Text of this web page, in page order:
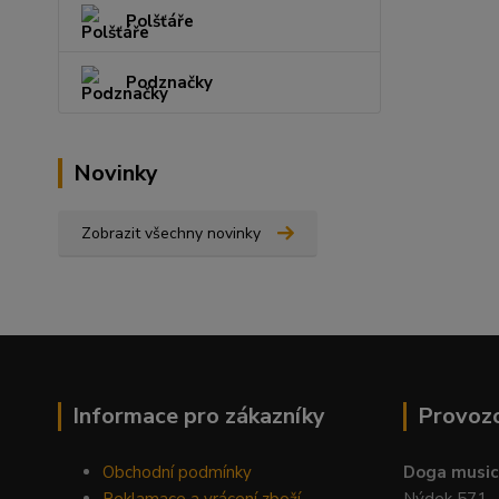
Polšťáře
Podznačky
Novinky
Zobrazit všechny novinky
Informace pro zákazníky
Obchodní podmínky
Doga